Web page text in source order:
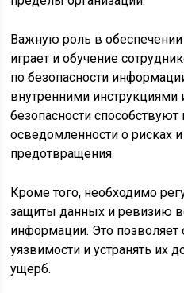
Важную роль в
играет и обучение
по безопасности
внутренними инструкциями
безопасности
осведомленности о рисках
предотвращения.
Кроме того, необходимо
защиты данных и ревизию
информации. Это позволяет
уязвимости и устранять их
ущерб.